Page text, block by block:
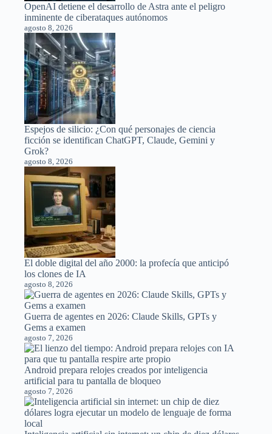
OpenAI detiene el desarrollo de Astra ante el peligro
inminente de ciberataques autónomos
agosto 8, 2026
Espejos de silicio: ¿Con qué personajes de ciencia
ficción se identifican ChatGPT, Claude, Gemini y
Grok?
agosto 8, 2026
El doble digital del año 2000: la profecía que anticipó
los clones de IA
agosto 8, 2026
Guerra de agentes en 2026: Claude Skills, GPTs y
Gems a examen
agosto 7, 2026
Android prepara relojes creados por inteligencia
artificial para tu pantalla de bloqueo
agosto 7, 2026